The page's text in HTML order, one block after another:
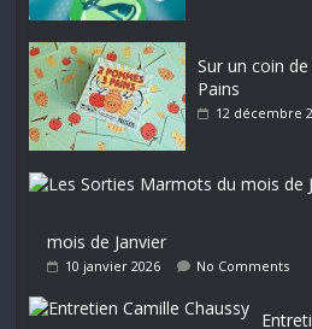
Sur un coin
Pains
12 décembre
mois de Janvier
10 janvier 2026 No Comments